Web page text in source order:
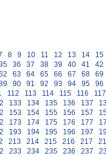
8 9 10 11 12 13 14
15
36 37 38 39 40 41
42
63 64 65 66 67 68
69
90 91 92 93 94 95
96
112 113 114 115 116
117
133 134 135 136 137
153 154 155 156 157
173 174 175 176 177
193 194 195 196 197
213 214 215 216 217
233 234 235 236 237